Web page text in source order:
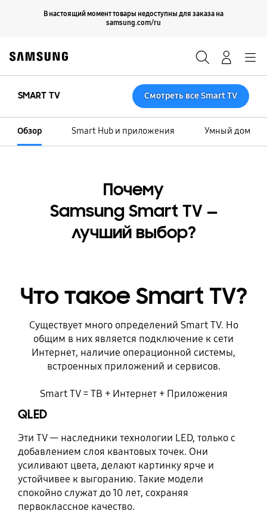
В настоящий момент товары недоступны для заказа на
samsung.com/ru
Продолжить
SMART TV Смотреть все Smart TV
Обзор Smart Hub и приложения Умный дом
Почему
Samsung Smart TV —
лучший выбор?
Что такое Smart TV?
Существует много определений Smart TV. Но
общим в них является подключение к сети
Интернет, наличие операционной системы,
встроенных приложений и сервисов.
Smart TV = ТВ + Интернет + Приложения
QLED
Эти TV — наследники технологии LED, только с
добавлением слоя квантовых точек. Они
усиливают цвета, делают картинку ярче и
устойчивее к выгоранию. Такие модели
спокойно служат до 10 лет, сохраняя
первоклассное качество.